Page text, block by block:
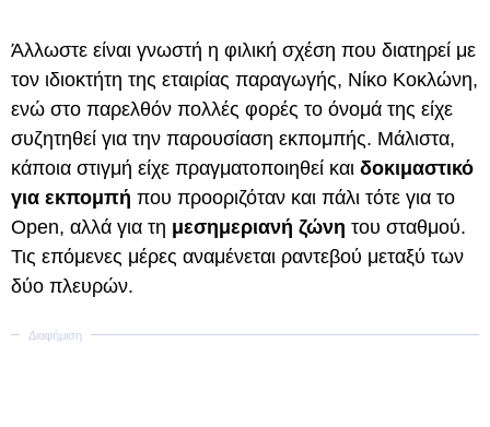
Άλλωστε είναι γνωστή η φιλική σχέση που διατηρεί με
τον ιδιοκτήτη της εταιρίας παραγωγής, Νίκο Κοκλώνη,
ενώ στο παρελθόν πολλές φορές το όνομά της είχε
συζητηθεί για την παρουσίαση εκπομπής. Μάλιστα,
κάποια στιγμή είχε πραγματοποιηθεί και δοκιμαστικό
για εκπομπή που προοριζόταν και πάλι τότε για το
Open, αλλά για τη μεσημεριανή ζώνη του σταθμού.
Τις επόμενες μέρες αναμένεται ραντεβού μεταξύ των
δύο πλευρών.